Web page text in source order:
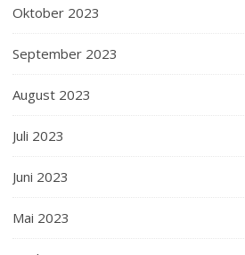
Oktober 2023
September 2023
August 2023
Juli 2023
Juni 2023
Mai 2023